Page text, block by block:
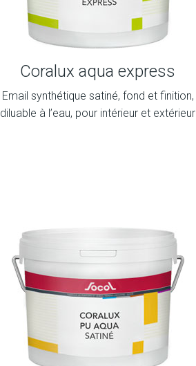
Coralux aqua express
Email synthétique satiné, fond et finition,
diluable à l’eau, pour intérieur et extérieur